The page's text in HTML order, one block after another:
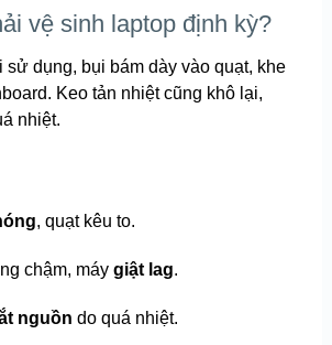
vệ sinh laptop định kỳ?
sử dụng, bụi bám dày vào quạt, khe
Keo tản nhiệt cũng khô lại,
nhiệt.
, quạt kêu to.
chậm, máy giật lag.
nguồn do quá nhiệt.